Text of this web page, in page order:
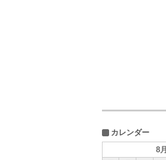
カレンダー
8月